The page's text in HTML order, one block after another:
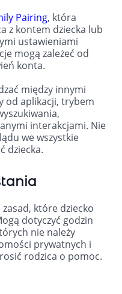
Pairing, która
z kontem dziecka lub
ustawieniami
mogą zależeć od
konta.
między innymi
od aplikacji, trybem
interakcjami. Nie
we wszystkie
dziecka.
które dziecko
dotyczyć godzin
nie należy
prywatnych i
rodzica o pomoc.